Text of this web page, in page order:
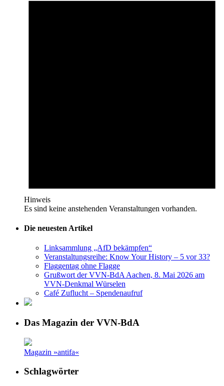
Hinweis
Es sind keine anstehenden Veranstaltungen vorhanden.
Die neuesten Artikel
Linksammlung „AfD bekämpfen“
Veranstaltungsreihe: Know Your History – 5 vor 33?
Flaggentag ohne Flagge
Grußwort der VVN-BdA Aachen, 8. Mai 2026 am
VVN-Denkmal Würselen
Café Zuflucht – Spendenaufruf
Das Magazin der VVN-BdA
Magazin »antifa«
Schlagwörter